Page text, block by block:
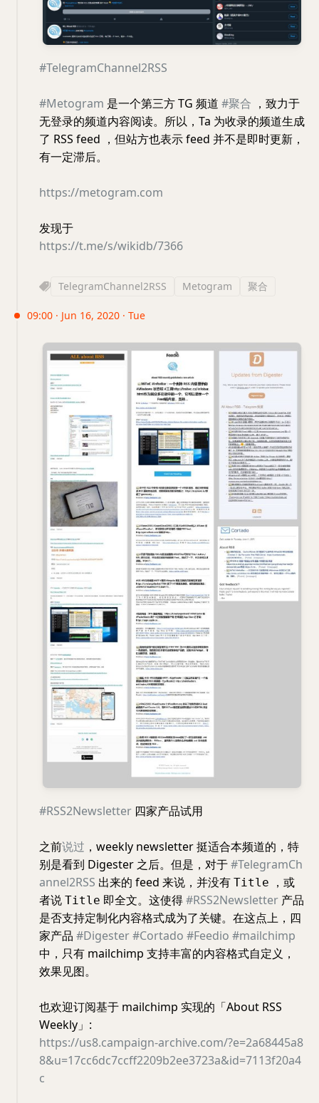
#TelegramChannel2RSS
#Metogram 是一个第三方 TG 频道 #聚合 ，致力于
无登录的频道内容阅读。所以，Ta 为收录的频道生成
了 RSS feed ，但站方也表示 feed 并不是即时更新，
有一定滞后。
https://metogram.com
发现于
https://t.me/s/wikidb/7366
TelegramChannel2RSS Metogram 聚合
09:00 · Jun 16, 2020 · Tue
#RSS2Newsletter 四家产品试用
之前说过 ，weekly newsletter 挺适合本频道的，特
别是看到 Digester 之后。但是，对于#TelegramCh
annel2RSS 出来的 feed 来说，并没有 Title
，或
者说 Title 即全文。这使得#RSS2Newsletter 产品
是否支持定制化内容格式成为了关键。在这点上，四
家产品 #Digester#Cortado #Feedio #mailchimp
中，只有 mailchimp 支持丰富的内容格式自定义，
效果见图。
也欢迎订阅基于 mailchimp 实现的「About RSS
Weekly」:
https://us8.campaign-archive.com/?e=2a68445a8
8&u=17cc6dc7ccff2209b2ee3723a&id=7113f20a4
c